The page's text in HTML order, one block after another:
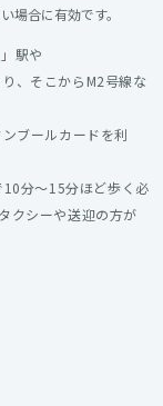
場合に有効です。
駅や
、そこからM2号線な
ブールカードを利
分〜15分ほど歩く必
クシーや送迎の方が